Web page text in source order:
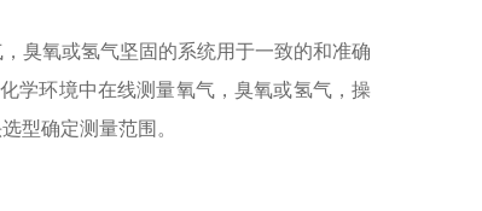
臭氧或氢气坚固的系统用于一致的和准确
学环境中在线测量氧气，臭氧或氢气，操
型确定测量范围。